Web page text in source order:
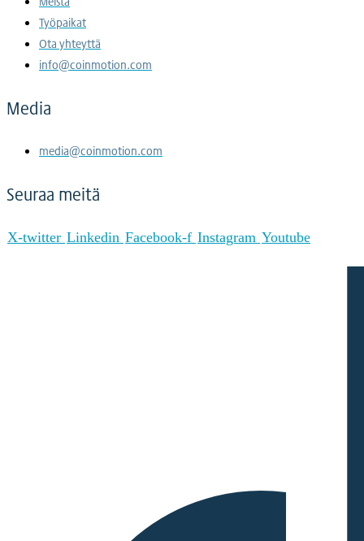
Työpaikat
Ota yhteyttä
info@coinmotion.com
Media
media@coinmotion.com
Seuraa meitä
X-twitter Linkedin Facebook-f Instagram Youtube